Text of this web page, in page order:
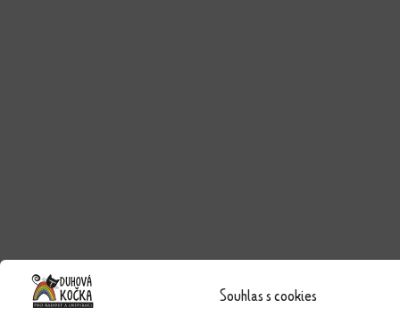
Souhlas s cookies